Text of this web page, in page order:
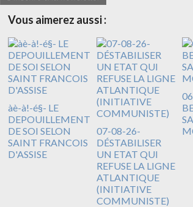
Vous aimerez aussi :
àè-à!-é§- LE
DEPOUILLEMENT
DE SOI SELON
SAINT FRANCOIS
D'ASSISE
07-08-26-
DÉSTABILISER
UN ETAT QUI
REFUSE LA LIGNE
ATLANTIQUE
(INITIATIVE
COMMUNISTE)